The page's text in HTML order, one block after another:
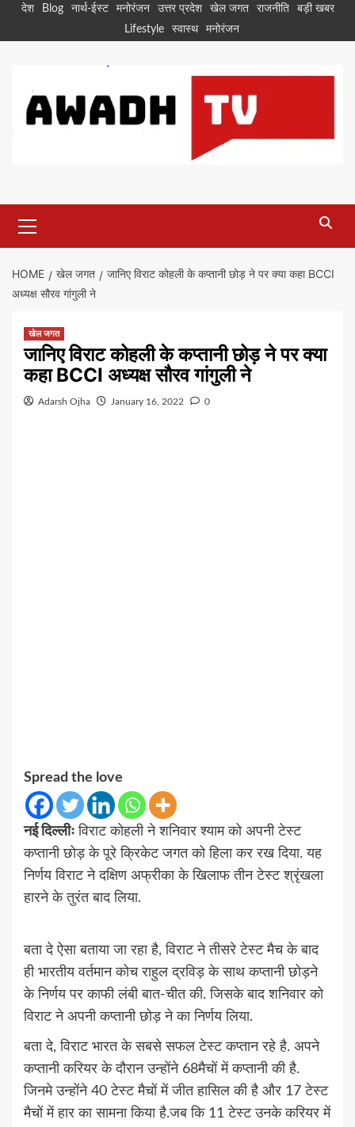
Skipदेश Blog नार्थ-ईस्ट मनोरंजन उत्तर प्रदेश खेल जगत राजनीति
बड़ी खबर
Lifestyle
स्वास्थ मनोरंजन
Menu
HOME खेल जगत
जानिए विराट कोहली के कप्तानी छोड़ ने पर क्या कहा BCCI
अध्यक्ष सौरव गांगुली ने
खेल जगत
जानिए विराट कोहली के कप्तानी छोड़ ने पर क्या
कहा BCCI अध्यक्ष सौरव गांगुली ने
Adarsh Ojha January 16, 2022 0
Spread the love
नई दिल्लीः विराट कोहली ने शनिवार श्याम को अपनी टेस्ट
कप्तानी छोड़ के पूरे क्रिकेट जगत को हिला कर रख दिया. यह
निर्णय विराट ने दक्षिण अफ्रीका के खिलाफ तीन टेस्ट श्रृंखला
हारने के तुरंत बाद लिया.
बता दे ऐसा बताया जा रहा है, विराट ने तीसरे टेस्ट मैच के बाद
ही भारतीय वर्तमान कोच राहुल द्रविड़ के साथ कप्तानी छोड़ने
के निर्णय पर काफी लंबी बात-चीत की. जिसके बाद शनिवार को
विराट ने अपनी कप्तानी छोड़ ने का निर्णय लिया.
बता दे, विराट भारत के सबसे सफल टेस्ट कप्तान रहे है. अपने
कप्तानी करियर के दौरान उन्होंने 68मैचों में कप्तानी की है.
जिनमे उन्होंने 40 टेस्ट मैचों में जीत हासिल की है और 17 टेस्ट
मैचों में हार का सामना किया है.जब कि 11 टेस्ट उनके करियर में